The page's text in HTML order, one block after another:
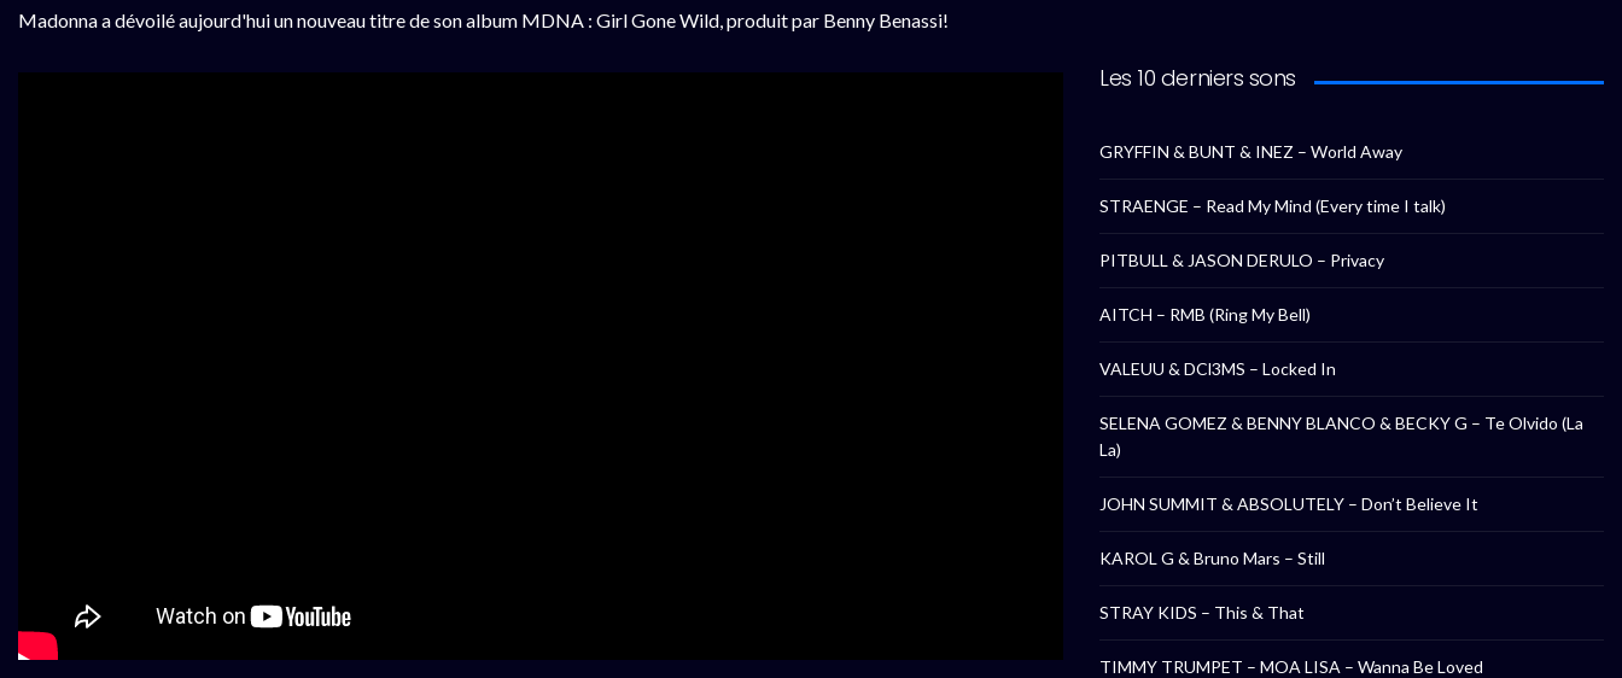
Madonna a dévoilé aujourd'hui un nouveau titre de son album MDNA : Girl Gone Wild, produit par Benny Benassi!
Les 10 derniers sons
GRYFFIN & BUNT & INEZ – World Away
STRAENGE – Read My Mind (Every time I talk)
PITBULL & JASON DERULO – Privacy
AITCH – RMB (Ring My Bell)
VALEUU & DCl3MS – Locked In
SELENA GOMEZ & BENNY BLANCO & BECKY G – Te Olvido (La
La)
JOHN SUMMIT & ABSOLUTELY – Don’t Believe It
KAROL G & Bruno Mars – Still
STRAY KIDS – This & That
TIMMY TRUMPET – MOA LISA – Wanna Be Loved